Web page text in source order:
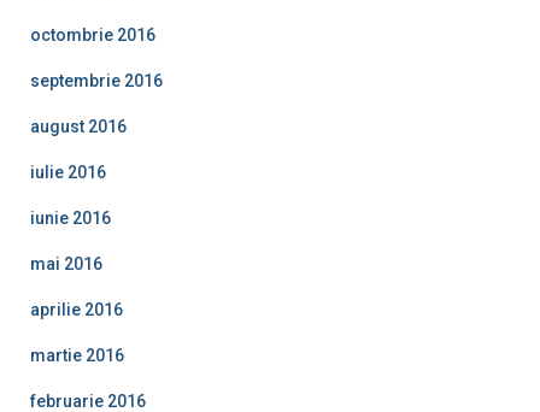
octombrie 2016
septembrie 2016
august 2016
iulie 2016
iunie 2016
mai 2016
aprilie 2016
martie 2016
februarie 2016